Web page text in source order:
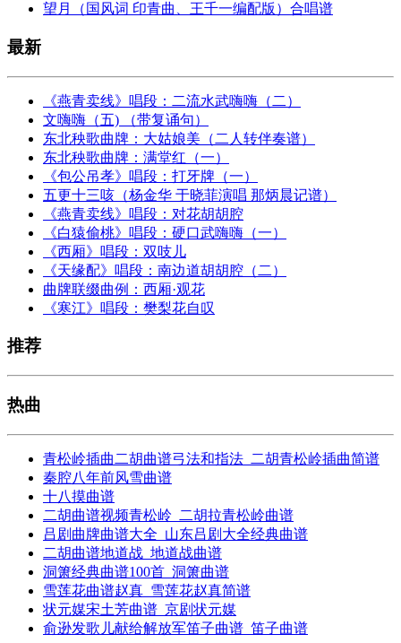
望月（国风词 印青曲、王千一编配版）合唱谱
最新
《燕青卖线》唱段：二流水武嗨嗨（二）
文嗨嗨（五) （带复诵句）
东北秧歌曲牌：大姑娘美（二人转伴奏谱）
东北秧歌曲牌：满堂红（一）
《包公吊孝》唱段：打牙牌（一）
五更十三咳（杨金华 于晓菲演唱 那炳晨记谱）
《燕青卖线》唱段：对花胡胡腔
《白猿偷桃》唱段：硬口武嗨嗨（一）
《西厢》唱段：双吱儿
《天缘配》唱段：南边道胡胡腔（二）
曲牌联缀曲例：西厢·观花
《寒江》唱段：樊梨花自叹
推荐
热曲
青松岭插曲二胡曲谱弓法和指法_二胡青松岭插曲简谱
秦腔八年前风雪曲谱
十八摸曲谱
二胡曲谱视频青松岭_二胡拉青松岭曲谱
吕剧曲牌曲谱大全_山东吕剧大全经典曲谱
二胡曲谱地道战_地道战曲谱
洞箫经典曲谱100首_洞箫曲谱
雪莲花曲谱赵真_雪莲花赵真简谱
状元媒宋土芳曲谱_京剧状元媒
俞逊发歌儿献给解放军笛子曲谱_笛子曲谱